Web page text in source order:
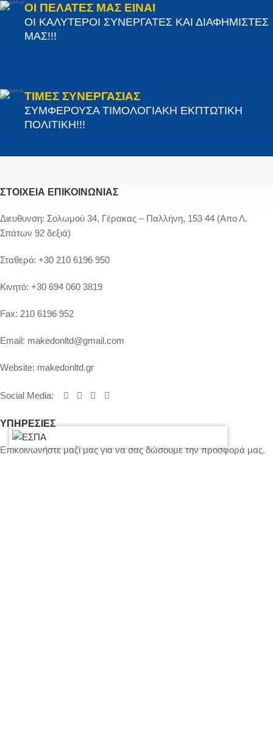
ΟΙ ΠΕΛΑΤΕΣ ΜΑΣ ΕΙΝΑΙ
ΟΙ ΚΑΛΥΤΕΡΟΙ ΣΥΝΕΡΓΑΤΕΣ ΚΑΙ ΔΙΑΦΗΜΙΣΤΕΣ
ΜΑΣ!!!
ΤΙΜΕΣ ΣΥΝΕΡΓΑΣΙΑΣ
ΣΥΜΦΕΡΟΥΣΑ ΤΙΜΟΛΟΓΙΑΚΗ ΕΚΠΤΩΤΙΚΗ
ΠΟΛΙΤΙΚΗ!!!
ΣΤΟΙΧΕΊΑ ΕΠΙΚΟΙΝΩΝΊΑΣ
Διευθυνση: Σολωμού 34, Γέρακας – Παλλήνη, 153 44 (Απο Λ.
Σπάτων 92 δεξιά)
Σταθερό: +30 210 6196 950
Κινητό: +30 694 060 3819
Fax: 210 6196 952
Email: makedonltd@gmail.com
Website: makedonltd.gr
Social Media:
ΥΠΗΡΕΣΙΕΣ
Επικοινωνήστε μαζί μας για να σας δώσουμε την προσφορά μας.